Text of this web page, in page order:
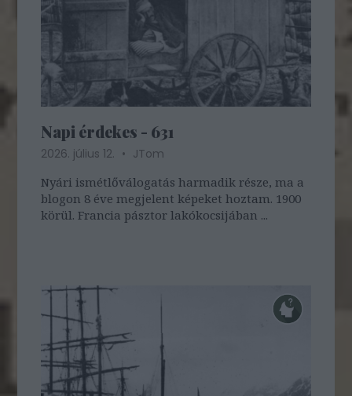
Napi érdekes - 631
2026. július 12.
JTom
Nyári ismétlőválogatás harmadik része, ma a
blogon 8 éve megjelent képeket hoztam. 1900
körül. Francia pásztor lakókocsijában ...